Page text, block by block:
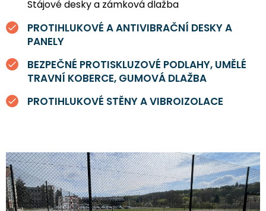
Stájové desky a zámková dlažba
PROTIHLUKOVÉ A ANTIVIBRAČNÍ DESKY A
PANELY
BEZPEČNÉ PROTISKLUZOVÉ PODLAHY, UMĚLÉ
TRAVNÍ KOBERCE, GUMOVÁ DLAŽBA
PROTIHLUKOVÉ STĚNY A VIBROIZOLACE